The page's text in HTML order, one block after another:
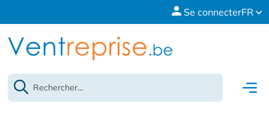
Se connecterFR